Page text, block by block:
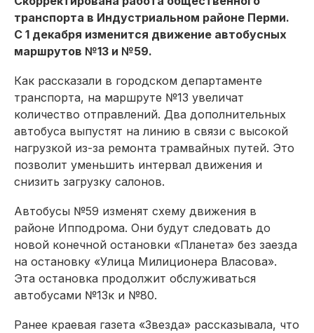
транспорта в Индустриальном районе Перми.
С 1 декабря изменится движение автобусных
маршрутов №13 и №59.
Как рассказали в городском департаменте
транспорта, на маршруте №13 увеличат
количество отправлений. Два дополнительных
автобуса выпустят на линию в связи с высокой
нагрузкой из-за ремонта трамвайных путей. Это
позволит уменьшить интервал движения и
снизить загрузку салонов.
Автобусы №59 изменят схему движения в
районе Ипподрома. Они будут следовать до
новой конечной остановки «Планета» без заезда
на остановку «Улица Милиционера Власова».
Эта остановка продолжит обслуживаться
автобусами №13к и №80.
Ранее краевая газета «Звезда» рассказывала, что